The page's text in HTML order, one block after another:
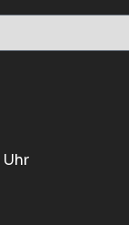
Uhr